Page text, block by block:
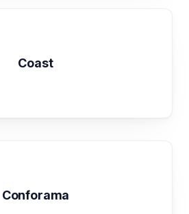
Coast
Conforama